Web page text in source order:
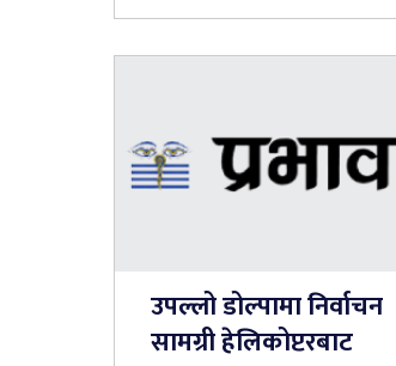
उपल्लो डोल्पामा निर्वाचन
सामग्री हेलिकोप्टरबाट